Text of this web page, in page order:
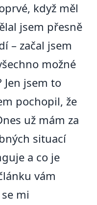
když měl
jsem přesně
– začal jsem
možné
Jen jsem to
pochopil, že
už mám za
situací
a co je
vám
mi